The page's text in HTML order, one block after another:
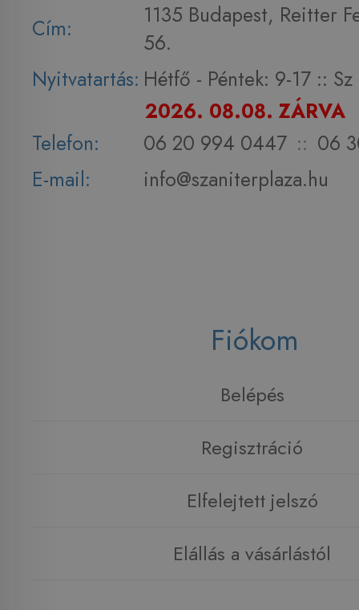
Cím:
1135 Budapest, Reitter
56.
Nyitvatartás: Hétfő - Péntek: 9-17 :: Sz
2026. 08.08. ZÁRVA
Telefon:
06 20 994 0447 :: 06
E-mail:
info@szaniterplaza.hu
Fiókom
Belépés
Regisztráció
Elfelejtett jelszó
Elállás a vásárlástól